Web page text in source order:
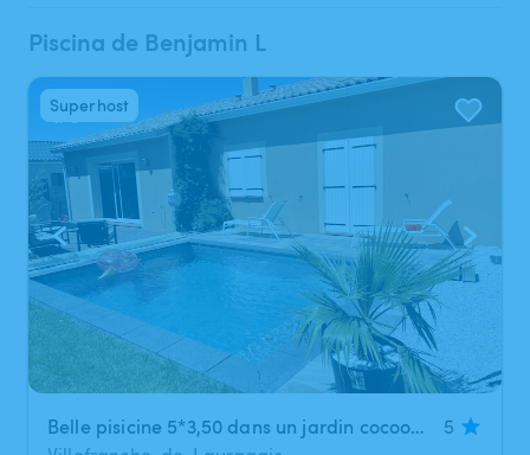
Piscina de Benjamin L
1/6
Belle pisicine 5*3,50 dans un jardin cocooning 🌹
5
Superhost